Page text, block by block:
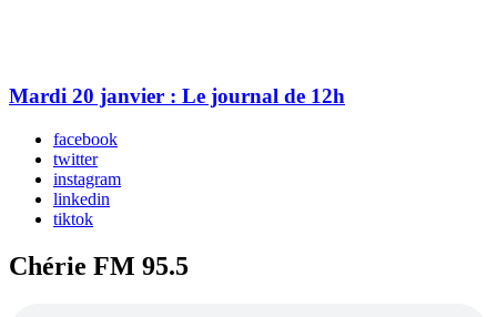
Mardi 20 janvier : Le journal de 12h
facebook
twitter
instagram
linkedin
tiktok
Chérie FM 95.5